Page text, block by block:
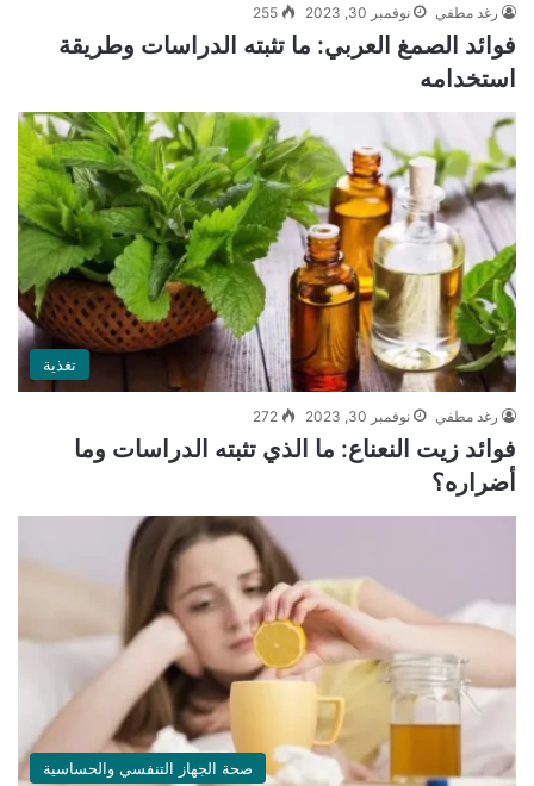
رغد مطفي نوفمبر 30, 2023 255
فوائد الصمغ العربي: ما تثبته الدراسات وطريقة
استخدامه
تغذية
رغد مطفي نوفمبر 30, 2023 272
فوائد زيت النعناع: ما الذي تثبته الدراسات وما
أضراره؟
صحة الجهاز التنفسي والحساسية